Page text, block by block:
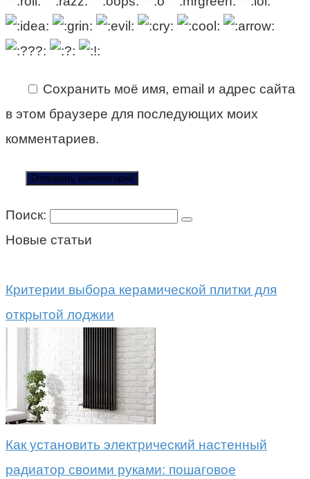
Сохранить моё имя, email и адрес сайта
в этом браузере для последующих моих
комментариев.
Поиск:
Новые статьи
Критерии выбора керамической плитки для
открытой лоджии
Как установить электрический настенный
радиатор своими руками: пошаговое